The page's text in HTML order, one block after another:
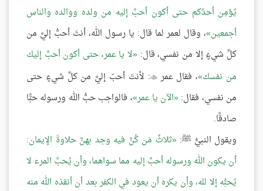
يُؤمِن أحدُكم حتى أكون أحبَّ إليه من ولده ووالده والناس
أجمعين ، وقال لعمر لما قال: يا رسول الله، أنتَ أحبُّ إليَّ من
كلِّ شيءٍ إلا من نفسي، قال: لا يا عمر، حتى أكون أحبَّ إليك
من نفسك ، فقال عمر: لأنتَ أحبّ إليَّ من كلِّ شيءٍ حتى
من نفسي، فقال: الآن يا عمر ، فالواجب حبُّ الله ورسوله حبًّا
صادقًا.
ويقول النبيُّ ﷺ: ثلاثٌ مَن كُنَّ فيه وجد بهنَّ حلاوةَ الإيمان:
أن يكون الله ورسوله أحبَّ إليه مما سواهما، وأن يُحبَّ المرء لا
يُحبُّه إلا لله، وأن يكره أن يعود في الكفر بعد أن أنقذه الله منه